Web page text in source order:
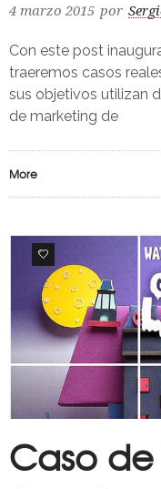
4 marzo 2015 por
Con este post
traeremos casos
sus objetivos utilizan
de marketing de
More
0
Caso de